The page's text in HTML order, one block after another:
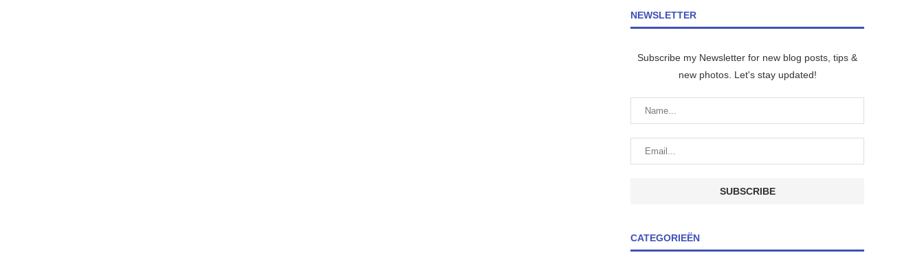
NEWSLETTER
Subscribe my Newsletter for new blog posts, tips &
new photos. Let's stay updated!
CATEGORIEËN